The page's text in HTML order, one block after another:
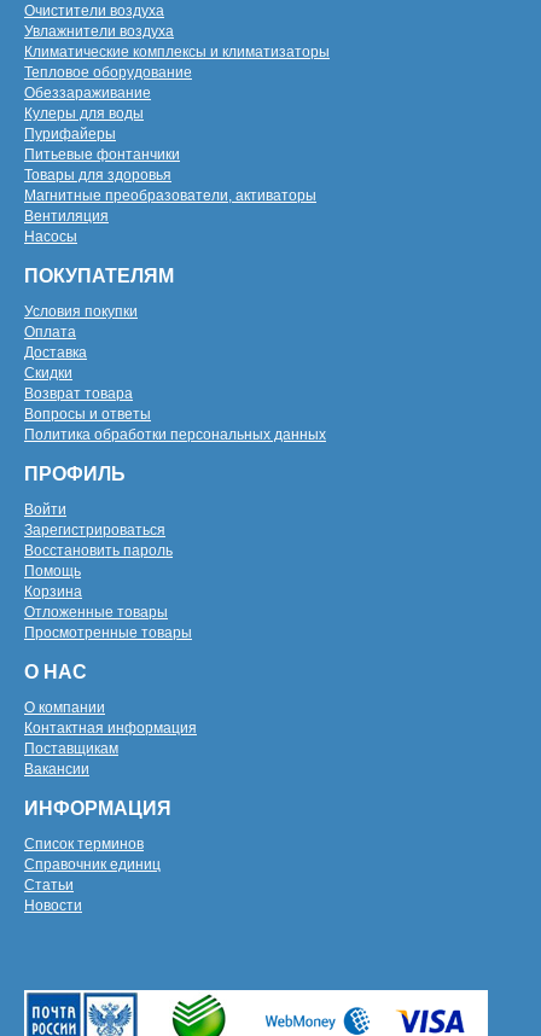
Очистители воздуха
Увлажнители воздуха
Климатические комплексы и климатизаторы
Тепловое оборудование
Обеззараживание
Кулеры для воды
Пурифайеры
Питьевые фонтанчики
Товары для здоровья
Магнитные преобразователи, активаторы
Вентиляция
Насосы
ПОКУПАТЕЛЯМ
Условия покупки
Оплата
Доставка
Скидки
Возврат товара
Вопросы и ответы
Политика обработки персональных данных
ПРОФИЛЬ
Войти
Зарегистрироваться
Восстановить пароль
Помощь
Корзина
Отложенные товары
Просмотренные товары
О НАС
О компании
Контактная информация
Поставщикам
Вакансии
ИНФОРМАЦИЯ
Список терминов
Справочник единиц
Статьи
Новости